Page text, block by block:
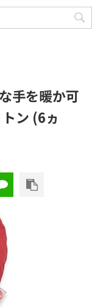
手を暖か可
ン (6ヵ